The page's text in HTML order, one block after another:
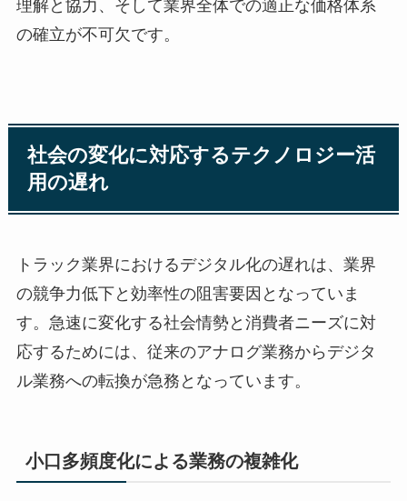
理解と協力、そして業界全体での適正な価格体系
の確立が不可欠です。
社会の変化に対応するテクノロジー活
用の遅れ
トラック業界におけるデジタル化の遅れは、業界
の競争力低下と効率性の阻害要因となっていま
す。急速に変化する社会情勢と消費者ニーズに対
応するためには、従来のアナログ業務からデジタ
ル業務への転換が急務となっています。
小口多頻度化による業務の複雑化